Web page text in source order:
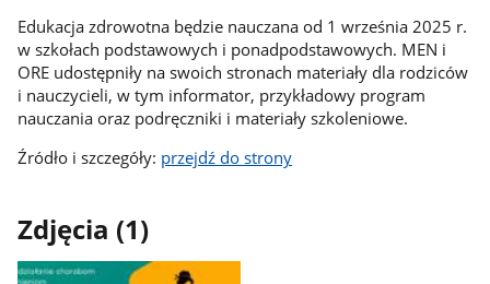
Edukacja zdrowotna będzie nauczana od 1 września 2025 r.
w szkołach podstawowych i ponadpodstawowych. MEN i
ORE udostępniły na swoich stronach materiały dla rodziców
i nauczycieli, w tym informator, przykładowy program
nauczania oraz podręczniki i materiały szkoleniowe.
Źródło i szczegóły: przejdź do strony
Zdjęcia (1)